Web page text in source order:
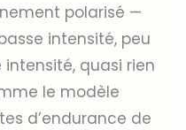
polarisé —
intensité, peu
quasi rien
le modèle
d’endurance de